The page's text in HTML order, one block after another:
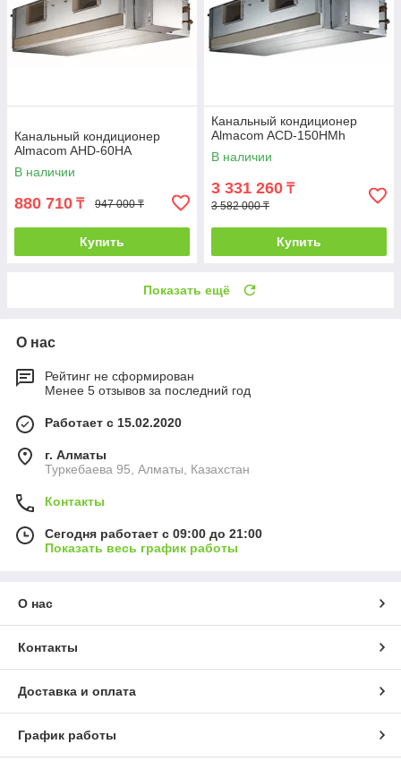
Канальный кондиционер
Almacom AHD-60HА
В наличии
880 710 ₸ 947 000 ₸
Купить
Канальный кондиционер
Almacom ACD-150HМh
В наличии
3 331 260 ₸
3 582 000 ₸
Купить
Показать ещё
О нас
Рейтинг не сформирован
Менее 5 отзывов за последний год
Работает с 15.02.2020
г. Алматы
Туркебаева 95, Алматы, Казахстан
Контакты
Сегодня работает с 09:00 до 21:00
Показать весь график работы
О нас
Контакты
Доставка и оплата
График работы